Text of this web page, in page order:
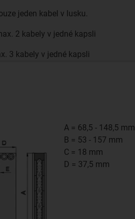
jeden kabel v lusku.
2 kabely v jedné kapsli
3 kabely v jedné kapsli
A = 68,5 - 148,5 mm
B = 53 - 157 mm
C = 18 mm
D = 37,5 mm